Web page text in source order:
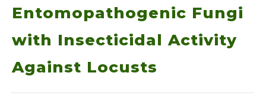
Entomopathogenic Fungi
with Insecticidal Activity
Against Locusts